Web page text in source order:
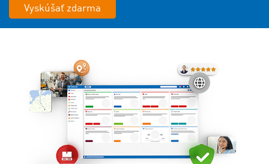
Vyskúšať zdarma